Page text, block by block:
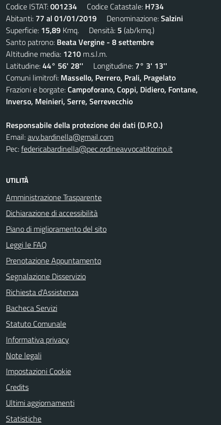
Codice ISTAT:001234 Codice Catastale: H734
Abitanti: 77 al 01/01/2019 Denominazione:Salzini
Superficie: 15,89 Kmq. Densità: 5 (ab/kmq.)
Santo patrono: Beata Vergine - 8 settembre
Altitudine media: 1210 m.s.l.m.
Latitudine:44° 56' 28'' Longitudine: 7° 3' 13''
Comuni limitrofi: Massello, Perrero, Prali, Pragelato
Frazioni e borgate:Campoforano, Coppi, Didiero, Fontane,
Inverso, Meinieri, Serre, Serrevecchio
Responsabile della protezione dei dati (D.P.O.)
Email:avv.bardinella@gmail.com
Pec:federicabardinella@pec.ordineavvocatitorino.it
UTILITÀ
Amministrazione Trasparente
Dichiarazione di accessibilità
Piano di miglioramento del sito
Leggi le FAQ
Prenotazione Appuntamento
Segnalazione Disservizio
Richiesta d'Assistenza
Bacheca Servizi
Statuto Comunale
Informativa privacy
Note legali
Impostazioni Cookie
Credits
Ultimi aggiornamenti
Statistiche